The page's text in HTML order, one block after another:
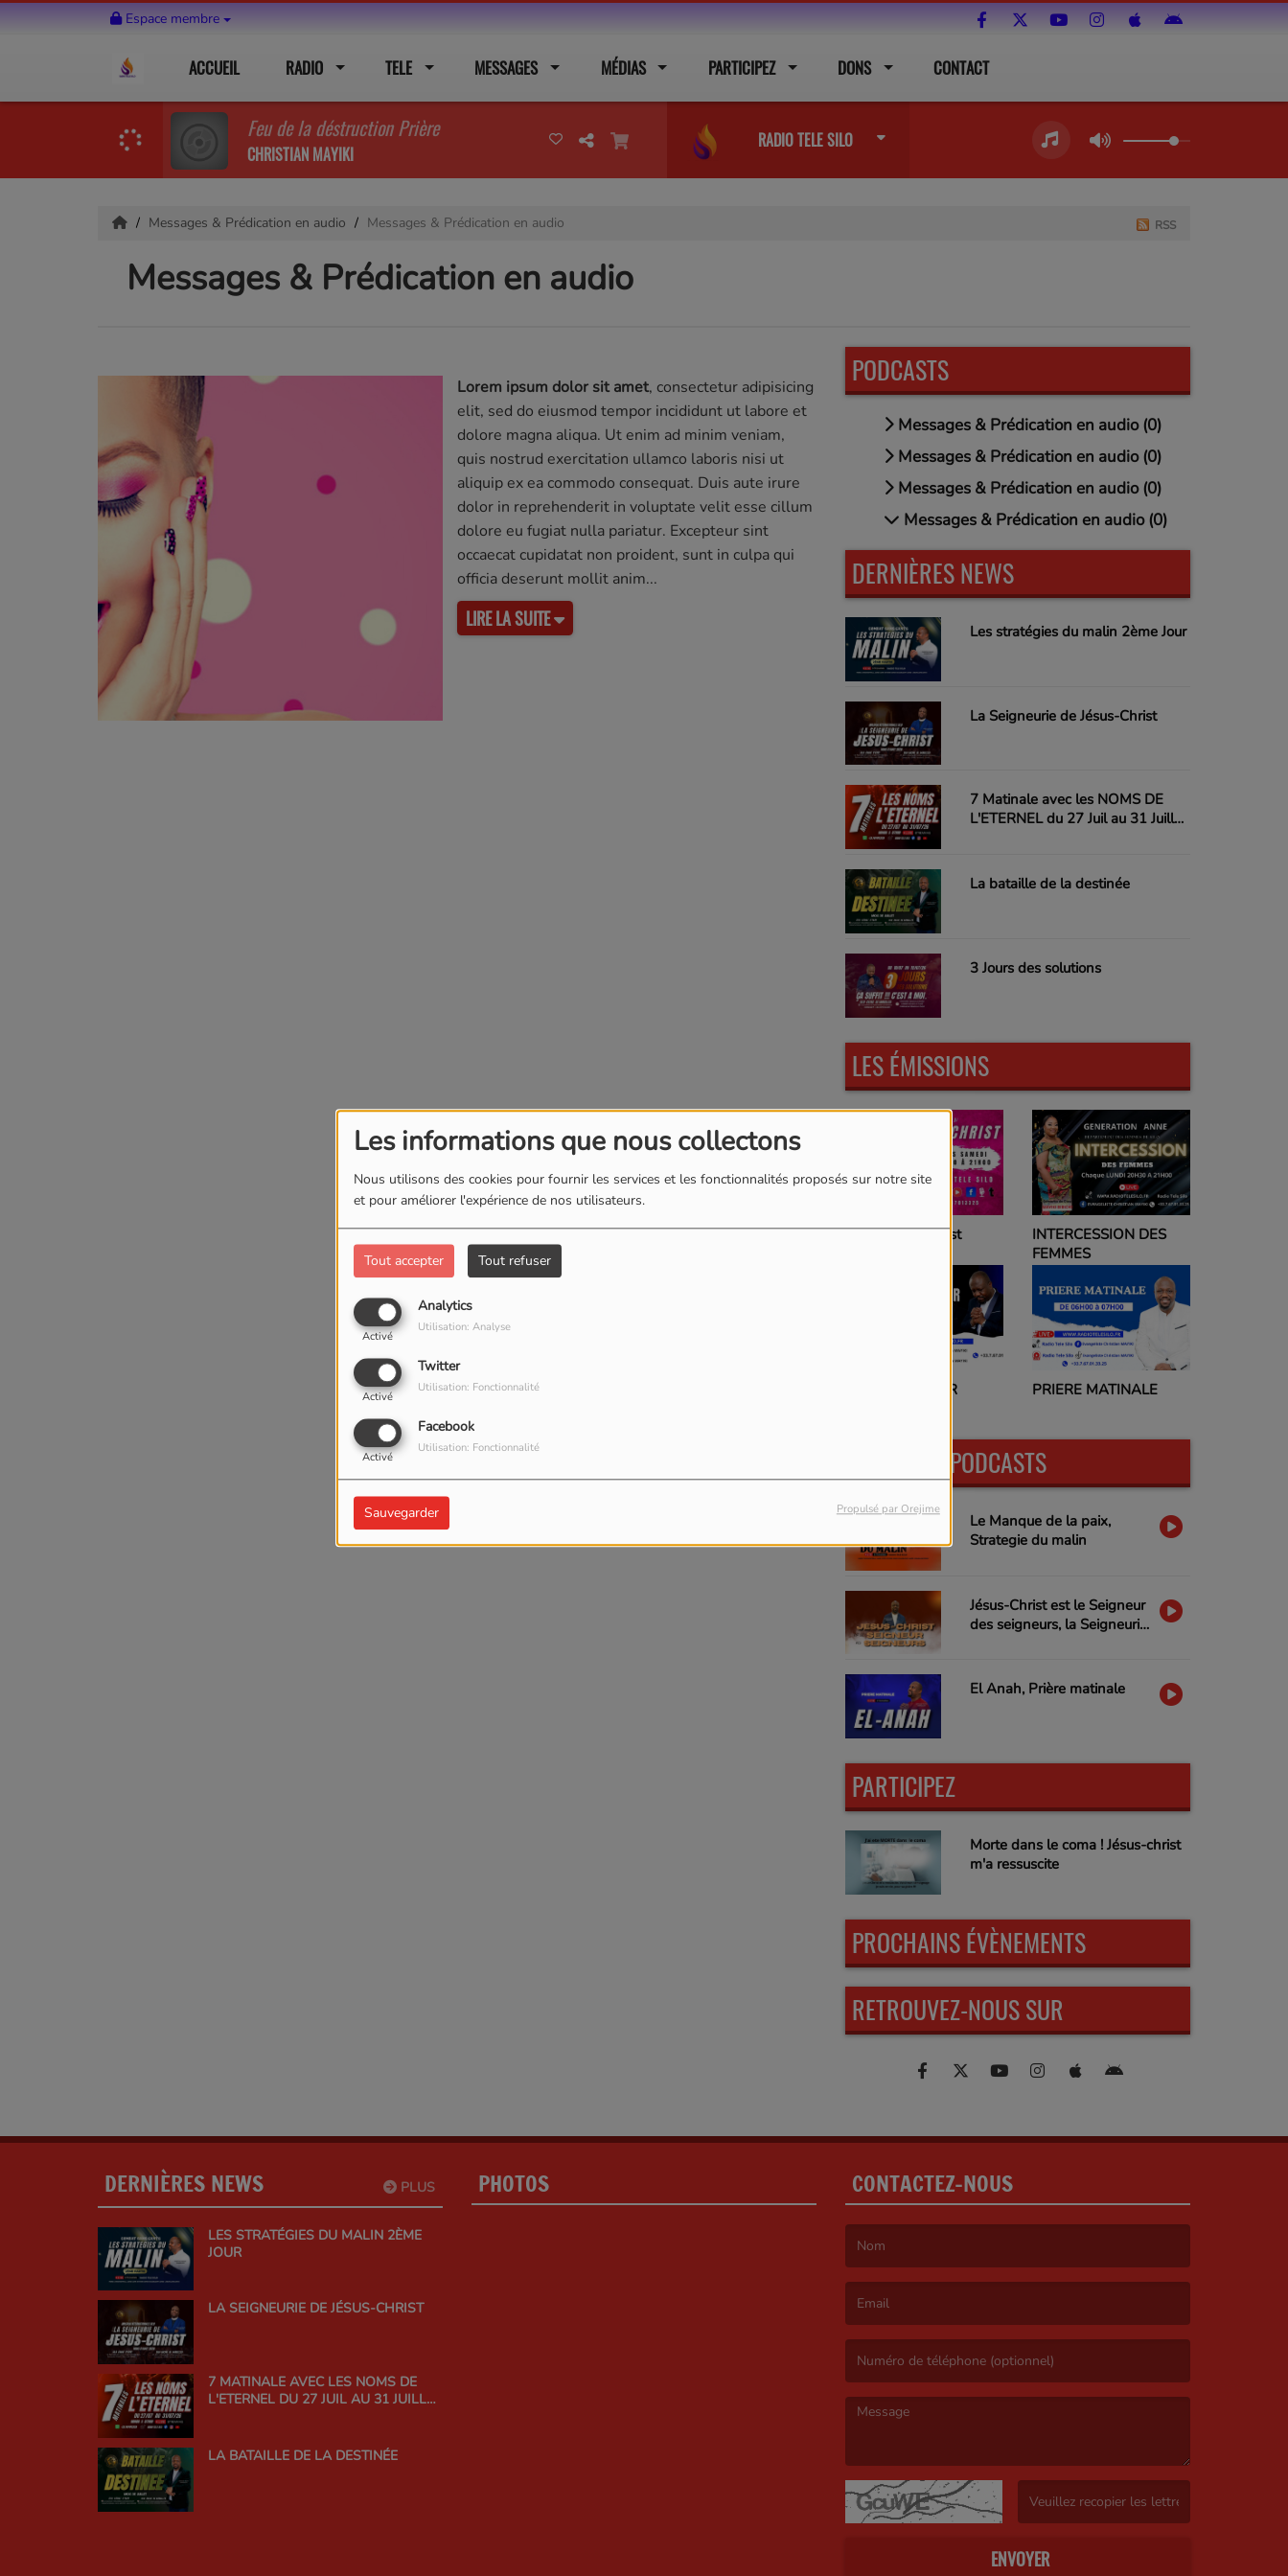
Les informations que nous collectons
Nous utilisons des cookies pour fournir les services et les fonctionnalités proposés sur notre site
et pour améliorer l'expérience de nos utilisateurs.
Tout accepter Tout refuser
Analytics
Activé
Utilisation: Analyse
Twitter
Activé
Utilisation: Fonctionnalité
Facebook
Activé
Utilisation: Fonctionnalité
Sauvegarder Propulsé par Orejime
Espace membre
ACCUEIL RADIO TELE MESSAGES MÉDIAS PARTICIPEZ DONS CONTACT
Feu de la déstruction Prière
CHRISTIAN MAYIKI
RADIO TELE SILO
Messages & Prédication en audio Messages & Prédication en audio
Messages & Prédication en audio
RSS
Lorem ipsum dolor sit amet, consectetur adipisicing
elit, sed do eiusmod tempor incididunt ut labore et
dolore magna aliqua. Ut enim ad minim veniam,
quis nostrud exercitation ullamco laboris nisi ut
aliquip ex ea commodo consequat. Duis aute irure
dolor in reprehenderit in voluptate velit esse cillum
dolore eu fugiat nulla pariatur. Excepteur sint
occaecat cupidatat non proident, sunt in culpa qui
officia deserunt mollit anim
LIRE LA SUITE
PODCASTS
Messages & Prédication en audio (0)
Messages & Prédication en audio (0)
Messages & Prédication en audio (0)
Messages & Prédication en audio (0)
DERNIÈRES NEWS
Les stratégies du malin 2ème Jour
La Seigneurie de Jésus-Christ
7 Matinale avec les NOMS DE
L'ETERNEL du 27 Juil au 31 Juillet
La bataille de la destinée
3 Jours des solutions
LES ÉMISSIONS
Femmes en Christ
PRIERE DU SOIR
INTERCESSION DES
FEMMES
PRIERE MATINALE
DERNIERS PODCASTS
Le Manque de la paix,
Strategie du malin
Jésus-Christ est le Seigneur
des seigneurs, la Seigneurie
El Anah, Prière matinale
PARTICIPEZ
Morte dans le coma ! Jésus-christ
m'a ressuscite
PROCHAINS ÉVÈNEMENTS
RETROUVEZ-NOUS SUR
PLUS
DERNIÈRES NEWS
LES STRATÉGIES DU MALIN 2ÈME
JOUR
LA SEIGNEURIE DE JÉSUS-CHRIST
7 MATINALE AVEC LES NOMS DE
L'ETERNEL DU 27 JUIL AU 31 JUILLET
LA BATAILLE DE LA DESTINÉE
PHOTOS CONTACTEZ-NOUS
ENVOYER